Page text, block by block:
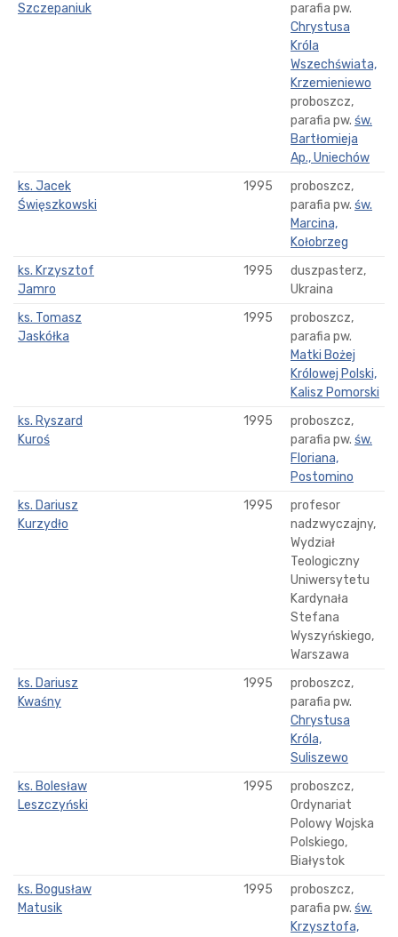
Szczepaniuk
parafia pw.
Chrystusa
Króla
Wszechświata,
Krzemieniewo
proboszcz,
parafia pw. św.
Bartłomieja
Ap., Uniechów
ks. Jacek
Święszkowski
1995
proboszcz,
parafia pw. św.
Marcina,
Kołobrzeg
ks. Krzysztof
Jamro
1995
duszpasterz,
Ukraina
ks. Tomasz
Jaskółka
1995
proboszcz,
parafia pw.
Matki Bożej
Królowej Polski,
Kalisz Pomorski
ks. Ryszard
Kuroś
1995
proboszcz,
parafia pw. św.
Floriana,
Postomino
ks. Dariusz
Kurzydło
1995
profesor
nadzwyczajny,
Wydział
Teologiczny
Uniwersytetu
Kardynała
Stefana
Wyszyńskiego,
Warszawa
ks. Dariusz
Kwaśny
1995
proboszcz,
parafia pw.
Chrystusa
Króla,
Suliszewo
ks. Bolesław
Leszczyński
1995
proboszcz,
Ordynariat
Polowy Wojska
Polskiego,
Białystok
ks. Bogusław
Matusik
1995
proboszcz,
parafia pw. św.
Krzysztofa,